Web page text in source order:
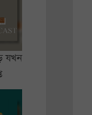
যখন